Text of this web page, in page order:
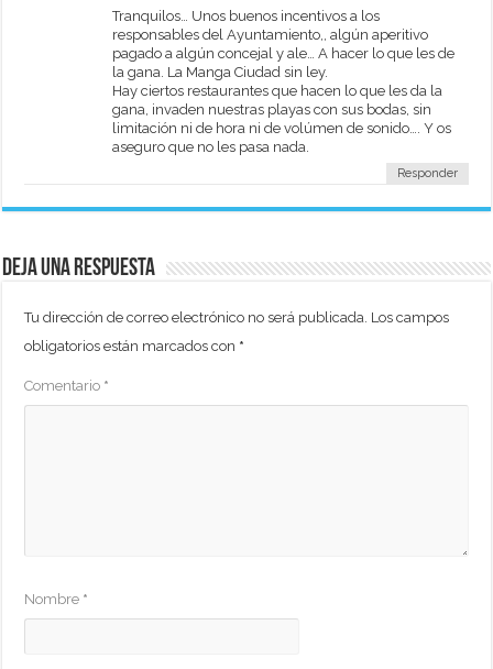
Tranquilos… Unos buenos incentivos a los
responsables del Ayuntamiento,, algún aperitivo
pagado a algún concejal y ale… A hacer lo que les de
la gana. La Manga Ciudad sin ley.
Hay ciertos restaurantes que hacen lo que les da la
gana, invaden nuestras playas con sus bodas, sin
limitación ni de hora ni de volúmen de sonido…. Y os
aseguro que no les pasa nada.
Responder
Deja una respuesta
Tu dirección de correo electrónico no será publicada. Los campos
obligatorios están marcados con *
Comentario *
Nombre *